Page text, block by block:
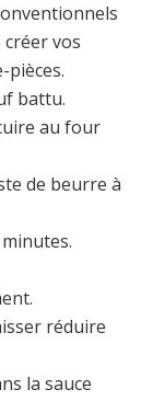
vos
pièces.
battu.
au four
de beurre à
réduire
la sauce